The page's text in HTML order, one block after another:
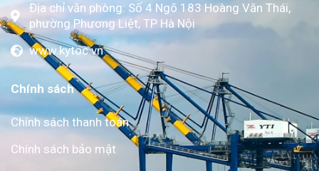
Địa chỉ văn phòng: Số 4 Ngõ 183 Hoàng Văn Thái,
phường Phương Liệt, TP Hà Nội
www.kytoc.vn
Chính sách
Chính sách thanh toán
Chính sách bảo mật